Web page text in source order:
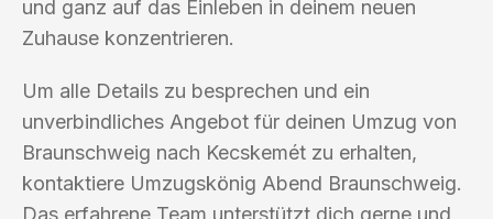
und ganz auf das Einleben in deinem neuen
Zuhause konzentrieren.
Um alle Details zu besprechen und ein
unverbindliches Angebot für deinen Umzug von
Braunschweig nach Kecskemét zu erhalten,
kontaktiere Umzugskönig Abend Braunschweig.
Das erfahrene Team unterstützt dich gerne und